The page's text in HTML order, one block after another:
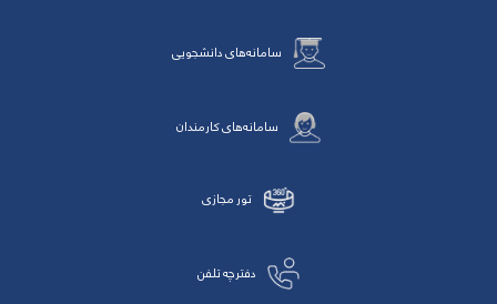
سامانه‌های دانشجویی
سامانه‌های کارمندان
تور مجازی
دفترچه تلفن